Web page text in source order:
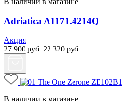
В наличии в магазине
Adriatica A1171.4214Q
Акция
27 900 руб. 22 320 руб.
В наличии в магазине